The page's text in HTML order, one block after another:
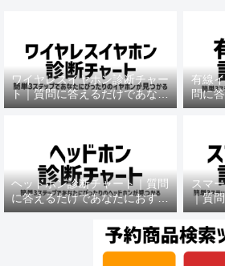
ワイヤレスイヤホン診断チャー
ト｜質問に答えるだけであなた
におすすめの機種がわかる
有線
問に
ヘッドホン診断チャート｜質問
に答えるだけであなたにおすす
めの機種がわかる
スマ
｜質
お